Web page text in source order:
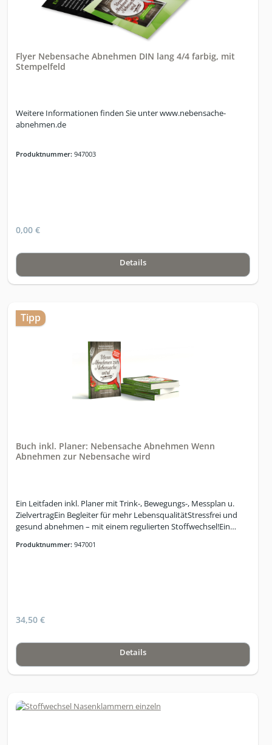
Flyer Nebensache Abnehmen DIN lang 4/4 farbig, mit
Stempelfeld
Weitere Informationen finden Sie unter www.nebensache-
abnehmen.de
Produktnummer: 947003
0,00 €
Details
Tipp
Buch inkl. Planer: Nebensache Abnehmen Wenn
Abnehmen zur Nebensache wird
Ein Leitfaden inkl. Planer mit Trink-, Bewegungs-, Messplan u.
ZielvertragEin Begleiter für mehr LebensqualitätStressfrei und
gesund abnehmen – mit einem regulierten Stoffwechsel!Ein
effizientund einfach ihr Wohlfühlgewicht erreichen und auf
Produktnummer: 947001
34,50 €
Details